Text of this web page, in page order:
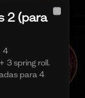
2 (para
4
3 spring roll.
para 4